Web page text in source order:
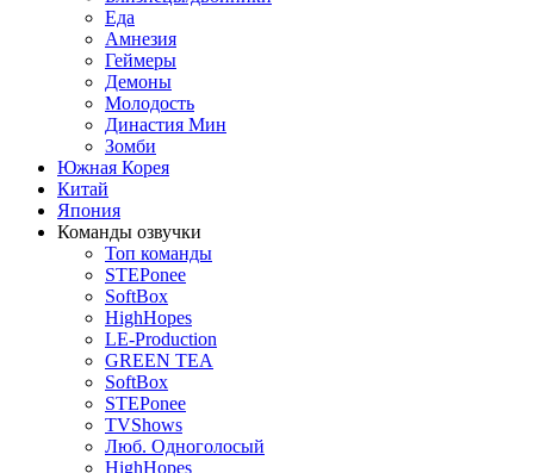
Еда
Амнезия
Геймеры
Демоны
Молодость
Династия Мин
Зомби
Южная Корея
Китай
Япония
Команды озвучки
Топ команды
STEPonee
SoftBox
HighHopes
LE-Production
GREEN TEA
SoftBox
STEPonee
TVShows
Люб. Одноголосый
HighHopes